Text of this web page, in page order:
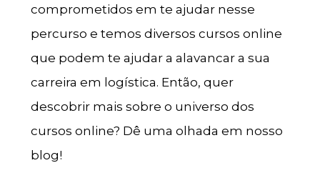
comprometidos em te ajudar nesse
percurso e temos diversos cursos online
que podem te ajudar a alavancar a sua
carreira em logística. Então, quer
descobrir mais sobre o universo dos
cursos online? Dê uma olhada em nosso
blog!